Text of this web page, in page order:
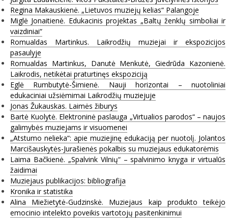
Regina Makauskienė. „Lietuvos muziejų kelias“ Palangoje
Miglė Jonaitienė. Edukacinis projektas „Baltų ženklų simboliai ir
vaizdiniai“
Romualdas Martinkus. Laikrodžių muziejai ir ekspozicijos
pasaulyje
Romualdas Martinkus, Danutė Menkutė, Giedrūda Kazonienė.
Laikrodis, netikėtai praturtinęs ekspoziciją
Eglė Rumbutytė-Šimienė. Nauji horizontai – nuotoliniai
edukaciniai užsiėmimai Laikrodžių muziejuje
Jonas Žukauskas. Laimės žiburys
Bartė Kuolytė. Elektroninė paslauga „Virtualios parodos“ – naujos
galimybės muziejams ir visuomenei
„Atstumo nelieka“: apie muziejinę edukaciją per nuotolį. Jolantos
Marcišauskytės-Jurašienės pokalbis su muziejaus edukatorėmis
Laima Bačkienė. „Spalvink Vilnių“ – spalvinimo knyga ir virtualūs
žaidimai
Muziejaus publikacijos: bibliografija
Kronika ir statistika
Alina Miežietytė-Gudzinskė. Muziejaus kaip produkto teikėjo
emocinio intelekto poveikis vartotojų pasitenkinimui